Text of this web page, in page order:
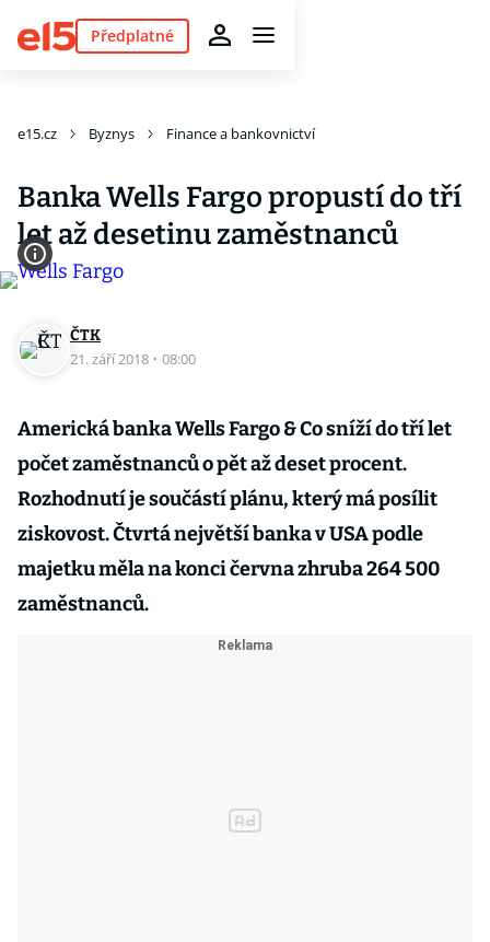
Předplatné
e15.cz Byznys Finance a bankovnictví
Banka Wells Fargo propustí do tří
let až desetinu zaměstnanců
ČTK
21. září 2018 · 08:00
Americká banka Wells Fargo & Co sníží do tří let
počet zaměstnanců o pět až deset procent.
Rozhodnutí je součástí plánu, který má posílit
ziskovost. Čtvrtá největší banka v USA podle
majetku měla na konci června zhruba 264 500
zaměstnanců.